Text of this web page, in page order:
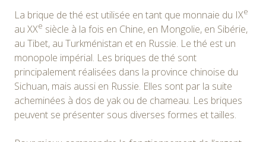
La brique de thé est utilisée en tant que monnaie du IXe
au XXe siècle à la fois en Chine, en Mongolie, en Sibérie,
au Tibet, au Turkménistan et en Russie. Le thé est un
monopole impérial. Les briques de thé sont
principalement réalisées dans la province chinoise du
Sichuan, mais aussi en Russie. Elles sont par la suite
acheminées à dos de yak ou de chameau. Les briques
peuvent se présenter sous diverses formes et tailles.